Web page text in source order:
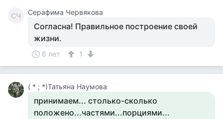
СЧ Серафима Червякова
Согласна! Правильное построение своей
жизни.
6 лет 1
( * ; *)Татьяна Наумова
принимаем... столько-сколько
положено...частями...порциями...